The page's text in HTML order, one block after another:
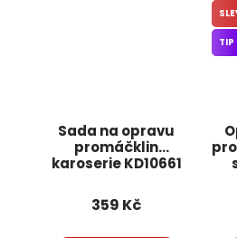
Sada na opravu
promáčklin
karoserie KD10661
359 Kč
TIP